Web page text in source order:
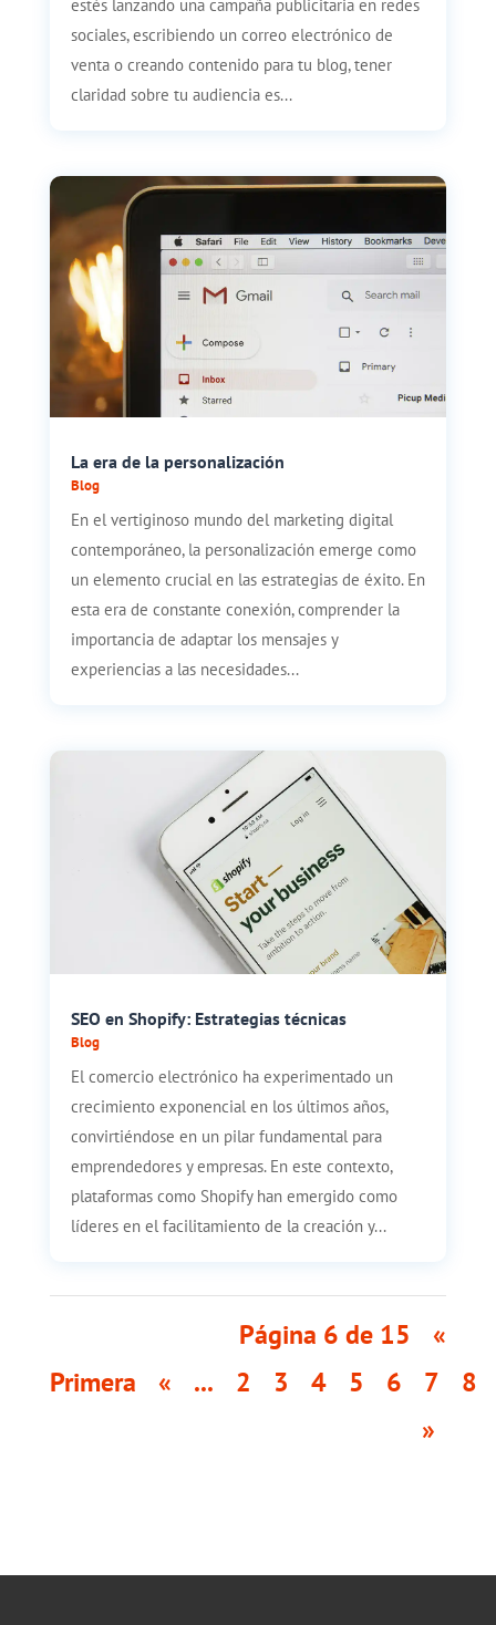
estés lanzando una campaña publicitaria en redes
sociales, escribiendo un correo electrónico de
venta o creando contenido para tu blog, tener
claridad sobre tu audiencia es...
La era de la personalización
Blog
En el vertiginoso mundo del marketing digital
contemporáneo, la personalización emerge como
un elemento crucial en las estrategias de éxito. En
esta era de constante conexión, comprender la
importancia de adaptar los mensajes y
experiencias a las necesidades...
SEO en Shopify: Estrategias técnicas
Blog
El comercio electrónico ha experimentado un
crecimiento exponencial en los últimos años,
convirtiéndose en un pilar fundamental para
emprendedores y empresas. En este contexto,
plataformas como Shopify han emergido como
líderes en el facilitamiento de la creación y...
Página 6 de 15
«
Primera
« ... 2 3 4 5 6 7
8
»